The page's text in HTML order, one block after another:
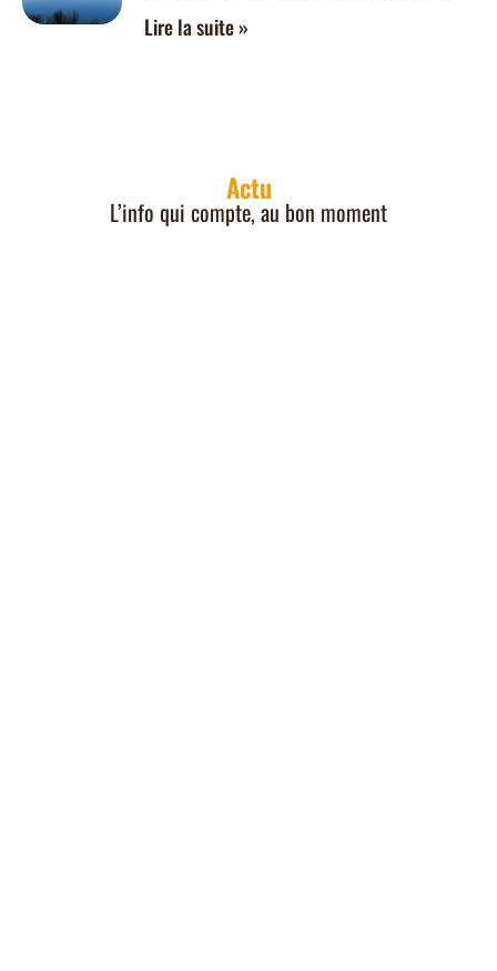
Lire la suite »
Actu
L’info qui compte, au bon moment